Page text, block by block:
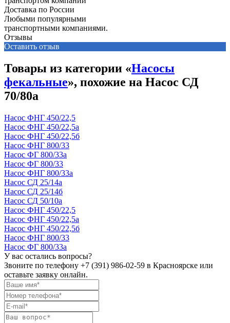
Доставка по России
Любыми популярными
транспортными компаниями.
Отзывы
Оставить отзыв
Товары из категории «Насосы
фекальные», похожие на Насос СД
70/80а
Насос ФНГ 450/22,5
Насос ФНГ 450/22,5а
Насос ФНГ 450/22,5б
Насос ФНГ 800/33
Насос ФГ 800/33а
Насос ФГ 800/33
Насос ФНГ 800/33а
Насос СД 25/14а
Насос СД 25/14б
Насос СД 50/10а
Насос ФНГ 450/22,5
Насос ФНГ 450/22,5а
Насос ФНГ 450/22,5б
Насос ФНГ 800/33
Насос ФГ 800/33а
У вас остались вопросы?
Звоните по телефону +7 (391) 986-02-59 в Красноярске или
оставьте заявку онлайн.